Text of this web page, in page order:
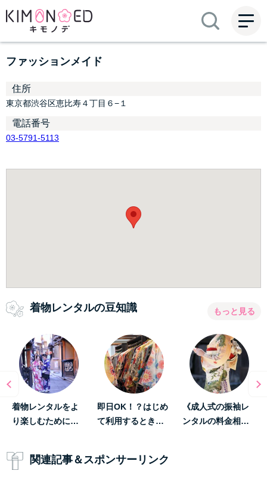
ME
NU
ファッションメイド
住所
東京都渋谷区恵比寿４丁目６−１
電話番号
03-5791-5113
着物レンタルの豆知識 もっと見る
着物レンタルをよ
り楽しむために…
即日OK！？はじめ
て利用するとき…
《成人式の振袖レ
ンタルの料金相…
関連記事＆スポンサーリンク